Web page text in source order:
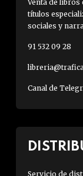
Venta de libros
títulos
sociales y
91 532 09 28
Canal de
Servicio de